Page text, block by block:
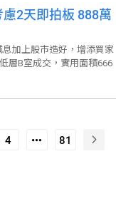
2天即拍板 888萬
加上股市造好，增添買家
層B室成交，實用面積666
4 81